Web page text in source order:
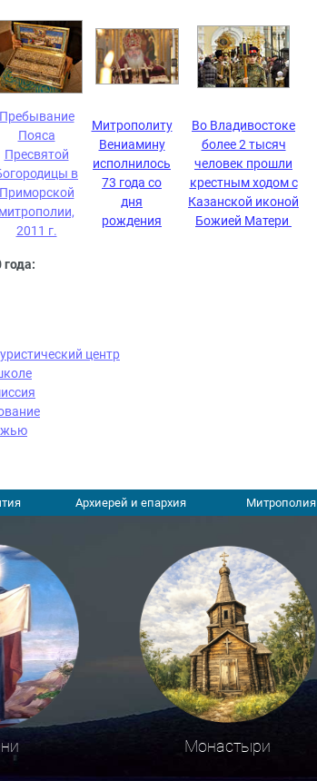
Пребывание
Пояса
Пресвятой
в
Приморской
митрополии,
2011 г.
Митрополиту
Вениамину
исполнилось
73 года со
дня
рождения
Во Владивостоке
более 2 тысяч
человек прошли
крестным ходом с
Казанской иконой
Божией Матери
центр
Архиерей и епархия Митрополия
Монастыри